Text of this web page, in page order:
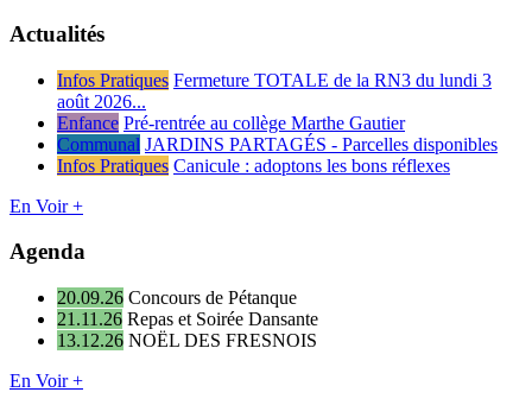
Actualités
Infos Pratiques Fermeture TOTALE de la RN3 du lundi 3
août 2026...
Enfance Pré-rentrée au collège Marthe Gautier
Communal JARDINS PARTAGÉS - Parcelles disponibles
Infos Pratiques Canicule : adoptons les bons réflexes
En Voir +
Agenda
20.09.26 Concours de Pétanque
21.11.26 Repas et Soirée Dansante
13.12.26 NOËL DES FRESNOIS
En Voir +